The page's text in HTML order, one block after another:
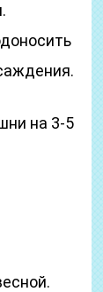
на 3-5